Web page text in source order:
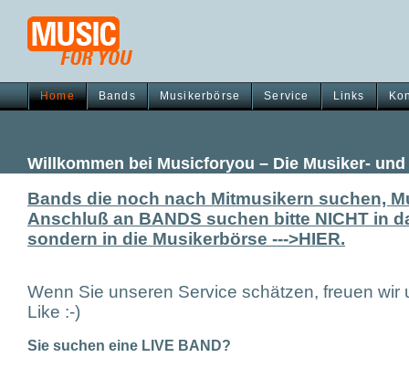
Home Bands Musikerbörse Service Links
Willkommen bei Musicforyou – Die Musiker-
Bands die noch nach Mitmusikern suchen,
Anschluß an BANDS suchen bitte NICHT in
sondern in die Musikerbörse --->HIER.
Wenn Sie unseren Service schätzen, freuen
Like :-)
Sie suchen eine LIVE BAND?